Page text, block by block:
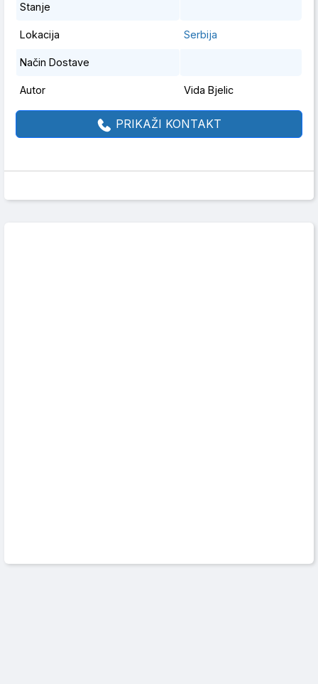
Stanje
Lokacija Serbija
Način Dostave
Autor Vida Bjelic
PRIKAŽI KONTAKT